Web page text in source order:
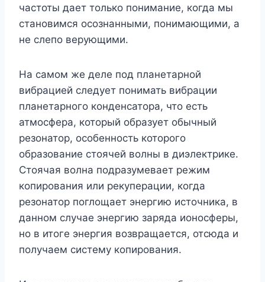
частоты дает только понимание, когда мы
становимся осознанными, понимающими, а
не слепо верующими.
На самом же деле под планетарной
вибрацией следует понимать вибрации
планетарного конденсатора, что есть
атмосфера, который образует обычный
резонатор, особенность которого
образование стоячей волны в диэлектрике.
Стоячая волна подразумевает режим
копирования или рекуперации, когда
резонатор поглощает энергию источника, в
данном случае энергию заряда ионосферы,
но в итоге энергия возвращается, отсюда и
получаем систему копирования.